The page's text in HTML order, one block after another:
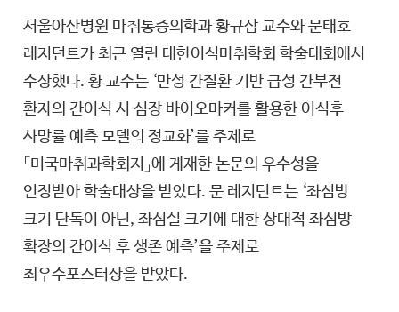
서울아산병원 마취통증의학과 황규삼 교수와 문태호
레지던트가 최근 열린 대한이식마취학회 학술대회에서
수상했다. 황 교수는 ‘만성 간질환 기반 급성 간부전
환자의 간이식 시 심장 바이오마커를 활용한 이식후
사망률 예측 모델의 정교화’를 주제로
「미국마취과학회지」에 게재한 논문의 우수성을
인정받아 학술대상을 받았다. 문 레지던트는 ‘좌심방
크기 단독이 아닌, 좌심실 크기에 대한 상대적 좌심방
확장의 간이식 후 생존 예측’을 주제로
최우수포스터상을 받았다.